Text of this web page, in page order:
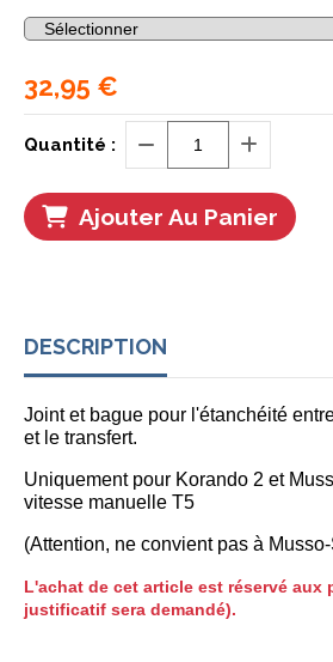
32,95 €
Quantité :
Ajouter Au Panier
DESCRIPTION
Joint et bague pour l'étanchéité
et le transfert.
Uniquement pour Korando 2 et
vitesse manuelle T5
(Attention, ne convient pas à
L'achat de cet article est réservé aux
justificatif sera demandé).